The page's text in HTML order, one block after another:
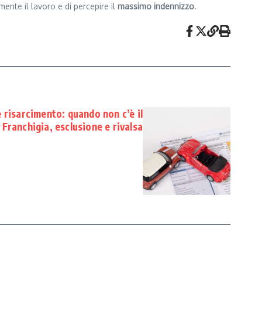
il lavoro e di percepire il massimo indennizzo.
quando non c’è il
esclusione e rivalsa